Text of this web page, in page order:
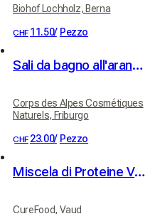
Biohof Lochholz, Berna
CHF 11.50/ Pezzo
Sali da bagno all'arancia e cannella
Corps des Alpes Cosmétiques
Naturels, Friburgo
CHF 23.00/ Pezzo
Miscela di Proteine Vegetali al Cioccolato
CureFood, Vaud